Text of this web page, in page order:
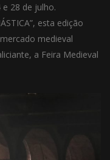
28 de julho.
esta edição
medieval
a Feira Medieval